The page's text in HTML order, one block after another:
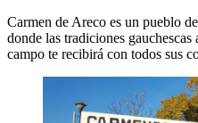
Carmen de Areco es un pueblo
donde las tradiciones
campo te recibirá con todos sus